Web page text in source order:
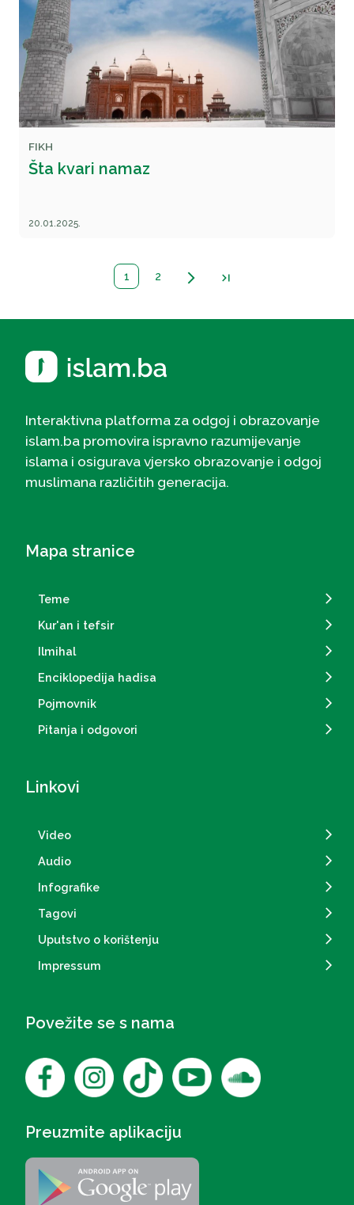
FIKH
Šta kvari namaz
20.01.2025.
1 2 arrow_forward_ios last_page
Interaktivna platforma za odgoj i obrazovanje
islam.ba promovira ispravno razumijevanje
islama i osigurava vjersko obrazovanje i odgoj
muslimana različitih generacija.
Mapa stranice
Teme
Kur'an i tefsir
Ilmihal
Enciklopedija hadisa
Pojmovnik
Pitanja i odgovori
Linkovi
Video
Audio
Infografike
Tagovi
Uputstvo o korištenju
Impressum
Povežite se s nama
Preuzmite aplikaciju